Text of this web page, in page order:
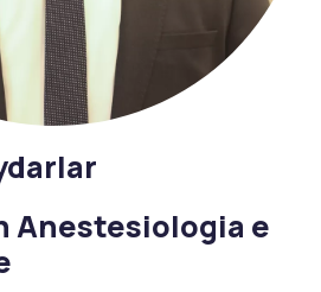
Anestesiologia e